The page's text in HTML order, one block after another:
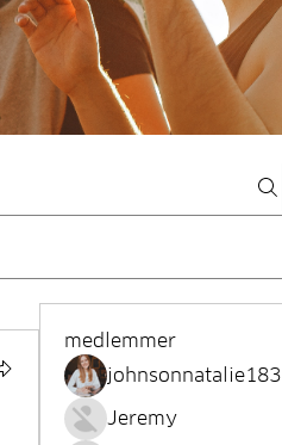
medlemmer
johnsonnatalie183
Jeremy